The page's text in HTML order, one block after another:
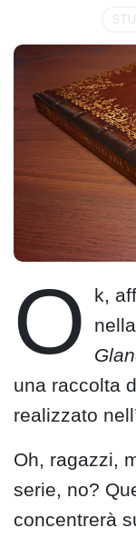
O
k,
una raccolta
realizzato
Oh, ragazzi,
serie, no?
concentrerà